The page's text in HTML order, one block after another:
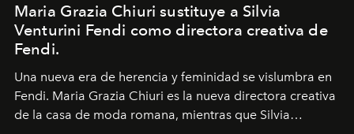
Maria Grazia Chiuri sustituye a Silvia
Venturini Fendi como directora creativa de
Fendi.
Una nueva era de herencia y feminidad se vislumbra en
Fendi. Maria Grazia Chiuri es la nueva directora creativa
de la casa de moda romana, mientras que Silvia